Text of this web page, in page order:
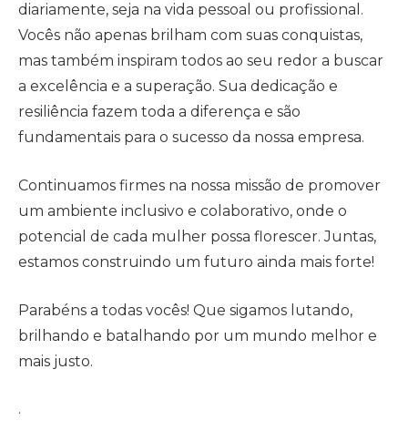
diariamente, seja na vida pessoal ou profissional.
Vocês não apenas brilham com suas conquistas,
mas também inspiram todos ao seu redor a buscar
a excelência e a superação. Sua dedicação e
resiliência fazem toda a diferença e são
fundamentais para o sucesso da nossa empresa.
Continuamos firmes na nossa missão de promover
um ambiente inclusivo e colaborativo, onde o
potencial de cada mulher possa florescer. Juntas,
estamos construindo um futuro ainda mais forte!
Parabéns a todas vocês! Que sigamos lutando,
brilhando e batalhando por um mundo melhor e
mais justo.
.